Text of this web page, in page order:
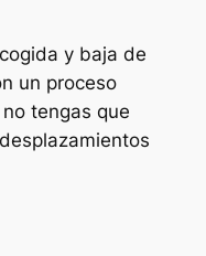
y baja de
un proceso
tengas que